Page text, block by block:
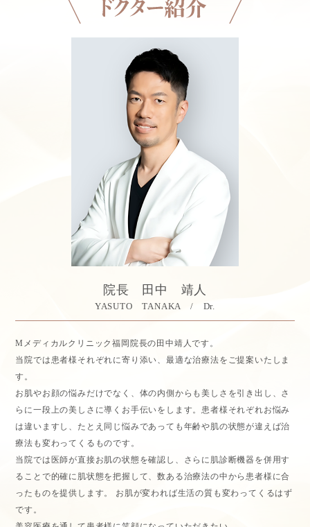
院長 田中 靖人
YASUTO TANAKA / Dr.
Mメディカルクリニック福岡院長の田中靖人です。
当院では患者様それぞれに寄り添い、最適な治療法をご提案いたしま
す。
お肌やお顔の悩みだけでなく、体の内側からも美しさを引き出し、さ
らに一段上の美しさに導くお手伝いをします。患者様それぞれお悩み
は違いますし、たとえ同じ悩みであっても年齢や肌の状態が違えば治
療法も変わってくるものです。
当院では医師が直接お肌の状態を確認し、さらに肌診断機器を併用す
ることで的確に肌状態を把握して、数ある治療法の中から患者様に合
ったものを提供します。 お肌が変われば生活の質も変わってくるはず
です。